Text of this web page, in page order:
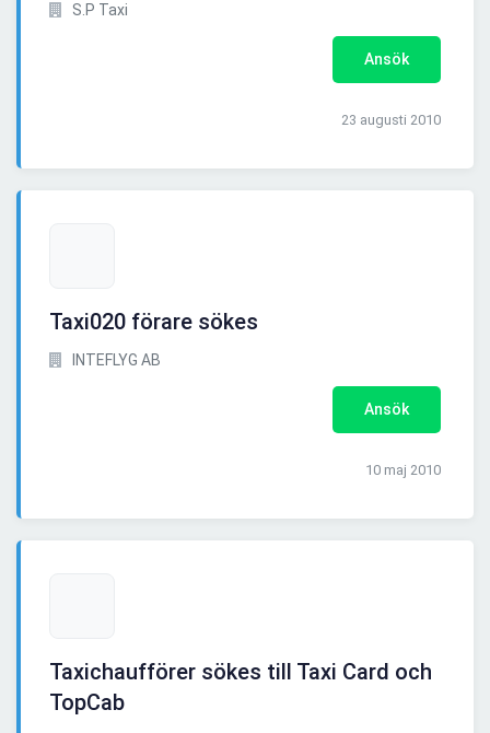
S.P Taxi
Ansök
23 augusti 2010
Taxi020 förare sökes
INTEFLYG AB
Ansök
10 maj 2010
Taxichaufförer sökes till Taxi Card och
TopCab